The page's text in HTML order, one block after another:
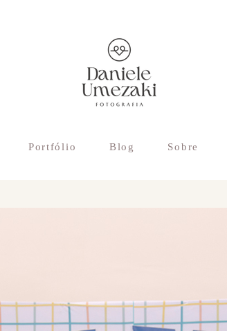
Portfólio Blog Sobre